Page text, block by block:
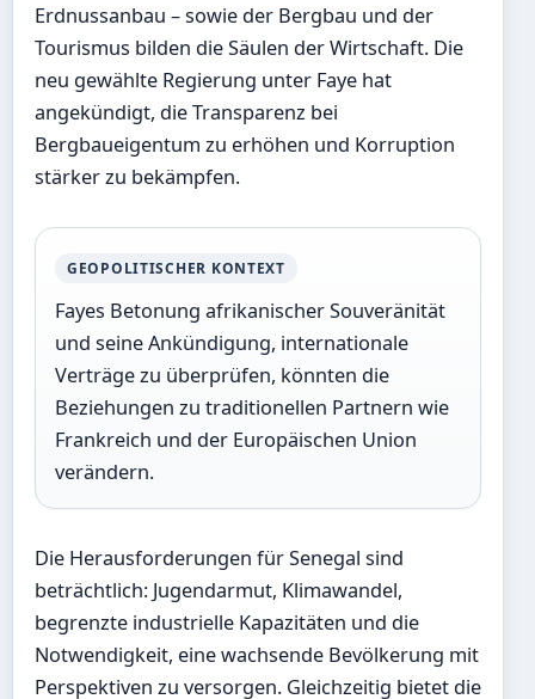
Erdnussanbau – sowie der Bergbau und der
Tourismus bilden die Säulen der Wirtschaft. Die
neu gewählte Regierung unter Faye hat
angekündigt, die Transparenz bei
Bergbaueigentum zu erhöhen und Korruption
stärker zu bekämpfen.
GEOPOLITISCHER KONTEXT
Fayes Betonung afrikanischer Souveränität
und seine Ankündigung, internationale
Verträge zu überprüfen, könnten die
Beziehungen zu traditionellen Partnern wie
Frankreich und der Europäischen Union
verändern.
Die Herausforderungen für Senegal sind
beträchtlich: Jugendarmut, Klimawandel,
begrenzte industrielle Kapazitäten und die
Notwendigkeit, eine wachsende Bevölkerung mit
Perspektiven zu versorgen. Gleichzeitig bietet die